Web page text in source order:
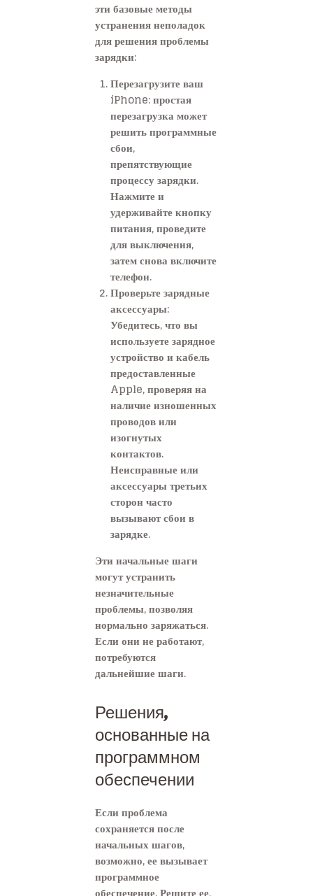
эти базовые методы
устранения неполадок
для решения проблемы
зарядки:
Перезагрузите ваш
iPhone: простая
перезагрузка может
решить программные
сбои,
препятствующие
процессу зарядки.
Нажмите и
удерживайте кнопку
питания, проведите
для выключения,
затем снова включите
телефон.
Проверьте зарядные
аксессуары:
Убедитесь, что вы
используете зарядное
устройство и кабель
предоставленные
Apple, проверяя на
наличие изношенных
проводов или
изогнутых
контактов.
Неисправные или
аксессуары третьих
сторон часто
вызывают сбои в
зарядке.
Эти начальные шаги
могут устранить
незначительные
проблемы, позволяя
нормально заряжаться.
Если они не работают,
потребуются
дальнейшие шаги.
Решения,
основанные на
программном
обеспечении
Если проблема
сохраняется после
начальных шагов,
возможно, ее вызывает
программное